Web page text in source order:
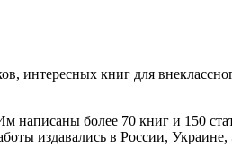
книг для
более 70 книг и 150
издавались в России,